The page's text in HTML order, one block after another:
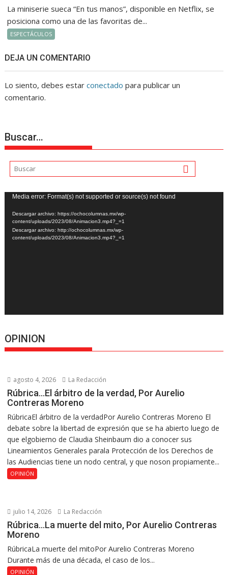
La miniserie sueca “En tus manos”, disponible en Netflix, se
posiciona como una de las favoritas de...
ESPECTÁCULOS
DEJA UN COMENTARIO
Lo siento, debes estarconectado para publicar un
comentario.
Buscar…
Reproductor
de
vídeo
Media error: Format(s) not supported or source(s) not found
Descargar archivo: https://ochocolumnas.mx/wp-
content/uploads/2023/08/Animacion3.mp4?_=1
Descargar archivo: http://ochocolumnas.mx/wp-
content/uploads/2023/08/Animacion3.mp4?_=1
OPINION
agosto 4, 2026 La Redacción
Rúbrica…El árbitro de la verdad, Por Aurelio
Contreras Moreno
RúbricaEl árbitro de la verdadPor Aurelio Contreras Moreno El
debate sobre la libertad de expresión que se ha abierto luego de
que elgobierno de Claudia Sheinbaum dio a conocer sus
Lineamientos Generales parala Protección de los Derechos de
las Audiencias tiene un nodo central, y que noson propiamente...
OPINIÓN
julio 14, 2026 La Redacción
Rúbrica…La muerte del mito, Por Aurelio Contreras
Moreno
RúbricaLa muerte del mitoPor Aurelio Contreras Moreno
Durante más de una década, el caso de los...
OPINIÓN